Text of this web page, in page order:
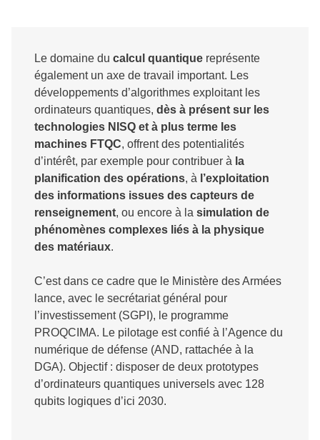
Le domaine du calcul quantique représente
également un axe de travail important. Les
développements d’algorithmes exploitant les
ordinateurs quantiques, dès à présent sur les
technologies NISQ et à plus terme les
machines FTQC, offrent des potentialités
d’intérêt, par exemple pour contribuer à la
planification des opérations, à l’exploitation
des informations issues des capteurs de
renseignement, ou encore à la simulation de
phénomènes complexes liés à la physique
des matériaux.
C’est dans ce cadre que le Ministère des Armées
lance, avec le secrétariat général pour
l’investissement (SGPI), le programme
PROQCIMA. Le pilotage est confié à l’Agence du
numérique de défense (AND, rattachée à la
DGA). Objectif : disposer de deux prototypes
d’ordinateurs quantiques universels avec 128
qubits logiques d’ici 2030.